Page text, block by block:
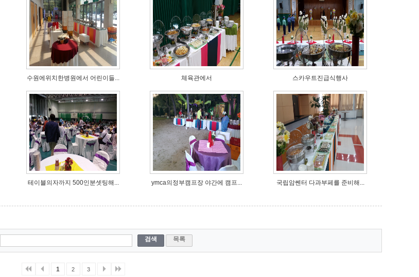
수원에위치한병원에서 어린이들... 체육관에서 스카우트진급식행사
테이블의자까지 500인분셋팅해... ymca의정부캠프장 야간에 캠프... 국립암쎈터 다과부페를 준비해...
검색 목록
1 2 3